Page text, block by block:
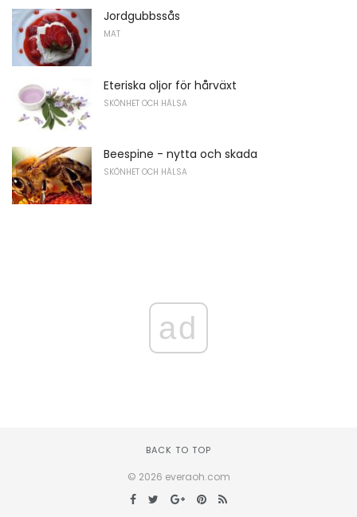
Jordgubbssås
MAT
Eteriska oljor för hårväxt
SKÖNHET OCH HÄLSA
Beespine - nytta och skada
SKÖNHET OCH HÄLSA
ad
BACK TO TOP
© 2026 everaoh.com